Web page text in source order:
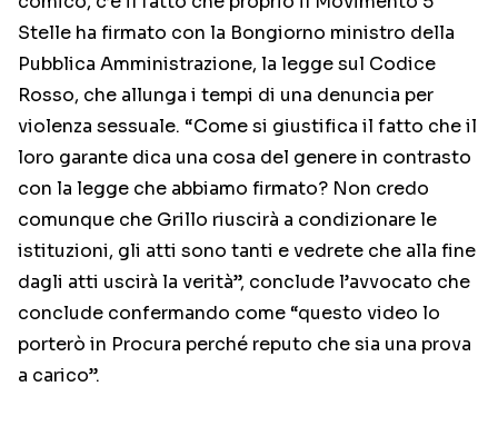
Stelle ha firmato con la Bongiorno ministro della
Pubblica Amministrazione, la legge sul Codice
Rosso, che allunga i tempi di una denuncia per
violenza sessuale. “Come si giustifica il fatto che il
loro garante dica una cosa del genere in contrasto
con la legge che abbiamo firmato? Non credo
comunque che Grillo riuscirà a condizionare le
istituzioni, gli atti sono tanti e vedrete che alla fine
dagli atti uscirà la verità”, conclude l’avvocato che
conclude confermando come “questo video lo
porterò in Procura perché reputo che sia una prova
a carico”.